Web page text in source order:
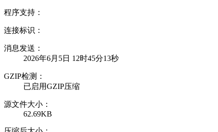
程序支持：
连接标识：
消息发送：
2026年6月5日 12时45分13秒
GZIP检测：
已启用GZIP压缩
源文件大小：
62.69KB